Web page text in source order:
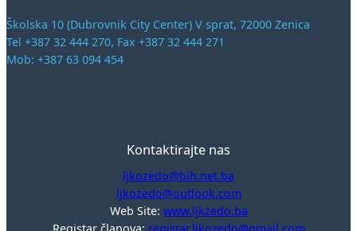
Školska 10 (Dubrovnik City Center) V sprat, 72000 Zenica
Tel +387 32 444 270, Fax +387 32 444 271
Mob: +387 63 094 454
Kontaktirajte nas
ljkozedo@bih.net.ba
ljkozedo@outlook.com
Web Site: www.ljkzedo.ba
Registar članova: registar.ljkozedo@gmail.com